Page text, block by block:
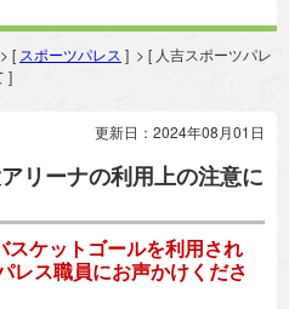
[ スポーツパレス ] > [ 人吉スポーツパレ
]
更新日：2024年08月01日
リーナの利用上の注意に
ケットゴールを利用され
レス職員にお声かけくださ